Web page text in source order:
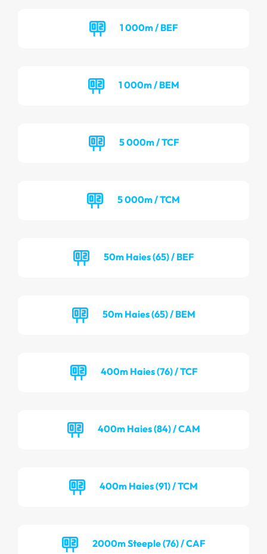
1 000m / BEF
1 000m / BEM
5 000m / TCF
5 000m / TCM
50m Haies (65) / BEF
50m Haies (65) / BEM
400m Haies (76) / TCF
400m Haies (84) / CAM
400m Haies (91) / TCM
2000m Steeple (76) / CAF